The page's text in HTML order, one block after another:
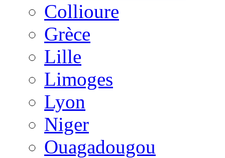
Collioure
Grèce
Lille
Limoges
Lyon
Niger
Ouagadougou